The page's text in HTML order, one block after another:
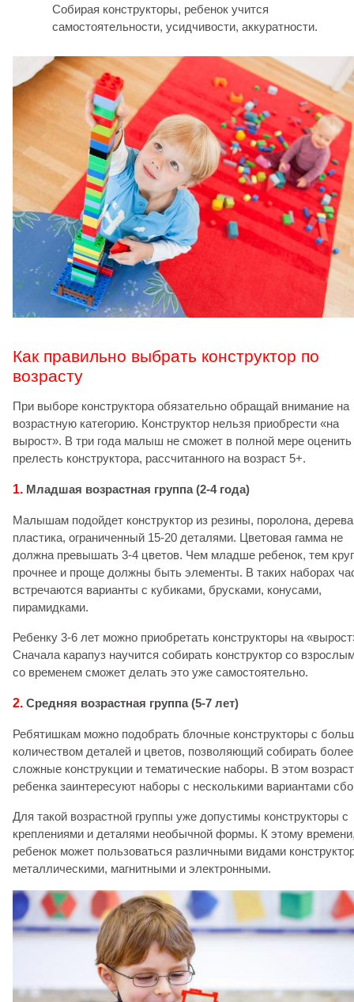
Собирая конструкторы, ребенок учится
самостоятельности, усидчивости, аккуратности.
Как правильно выбрать конструктор по
возрасту
При выборе конструктора обязательно обращай внимание на
возрастную категорию. Конструктор нельзя приобрести «на
вырост». В три года малыш не сможет в полной мере оценить
прелесть конструктора, рассчитанного на возраст 5+.
1. Младшая возрастная группа (2-4 года)
Малышам подойдет конструктор из резины, поролона,
пластика, ограниченный 15-20 деталями. Цветовая гамма не
должна превышать 3-4 цветов. Чем младше ребенок, тем
прочнее и проще должны быть элементы. В таких наборах
встречаются варианты с кубиками, брусками, конусами,
пирамидками.
Ребенку 3-6 лет можно приобретать конструкторы на
Сначала карапуз научится собирать конструктор со
со временем сможет делать это уже самостоятельно.
2. Средняя возрастная группа (5-7 лет)
Ребятишкам можно подобрать блочные конструкторы с
количеством деталей и цветов, позволяющий собирать более
сложные конструкции и тематические наборы. В этом
ребенка заинтересуют наборы с несколькими вариантами
Для такой возрастной группы уже допустимы конструкторы с
креплениями и деталями необычной формы. К этому
ребенок может пользоваться различными видами
металлическими, магнитными и электронными.